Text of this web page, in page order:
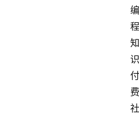
编
程
知
识
付
费
社